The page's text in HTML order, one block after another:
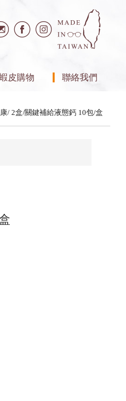
皮購物 聯絡我們
2盒/關鍵補給液態鈣 10包/盒